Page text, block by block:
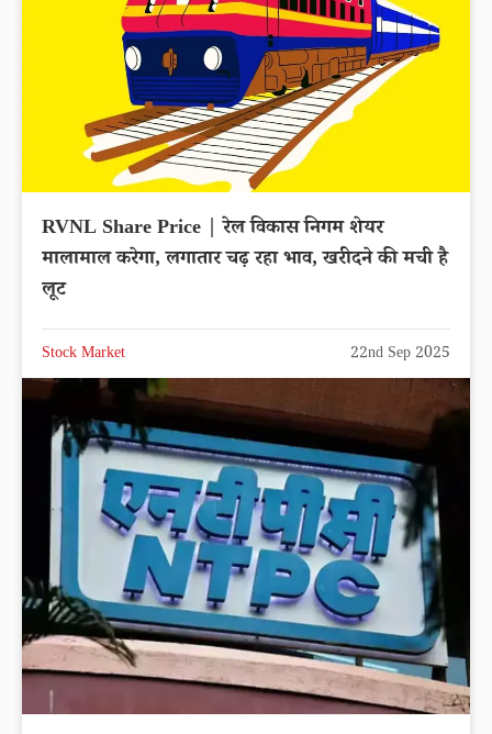
RVNL Share Price | रेल विकास निगम शेयर
मालामाल करेगा, लगातार चढ़ रहा भाव, खरीदने की मची है
लूट
Stock Market 22nd Sep 2025